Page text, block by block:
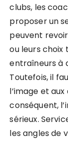
clubs, les
proposer un
peuvent
ou leurs choix
entraîneurs à
Toutefois, il
l’image et
conséquent,
sérieux.
les angles de